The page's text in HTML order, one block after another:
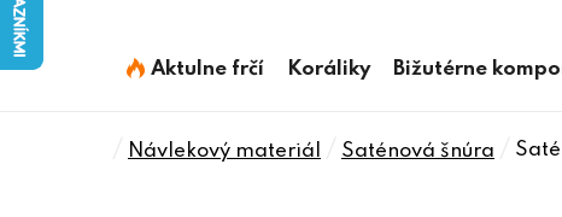
Aktulne frčí Koráliky Bižutérne
Domov
Návlekový materiál Saténová šnúra